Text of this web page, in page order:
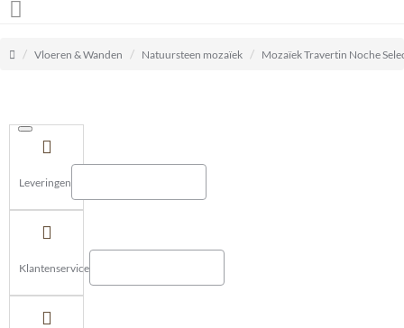
homeVloeren & Wanden Natuursteen mozaïek Mozaïek Travertin Noche
Leveringen
Klantenservice